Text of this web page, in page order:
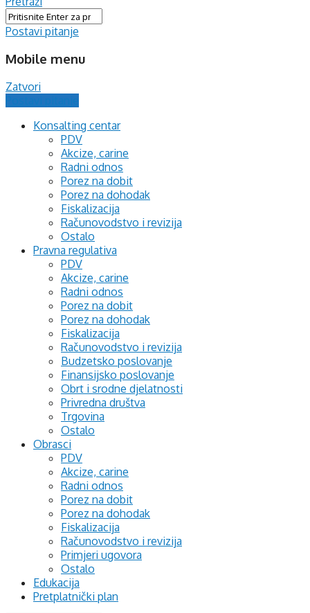
Postavi pitanje
Mobile menu
Zatvori
Konsalting centar
PDV
Akcize, carine
Radni odnos
Porez na dobit
Porez na dohodak
Fiskalizacija
Računovodstvo i revizija
Ostalo
Pravna regulativa
PDV
Akcize, carine
Radni odnos
Porez na dobit
Porez na dohodak
Fiskalizacija
Računovodstvo i revizija
Budzetsko poslovanje
Finansijsko poslovanje
Obrt i srodne djelatnosti
Privredna društva
Trgovina
Ostalo
Obrasci
PDV
Akcize, carine
Radni odnos
Porez na dobit
Porez na dohodak
Fiskalizacija
Računovodstvo i revizija
Primjeri ugovora
Ostalo
Edukacija
Pretplatnički plan